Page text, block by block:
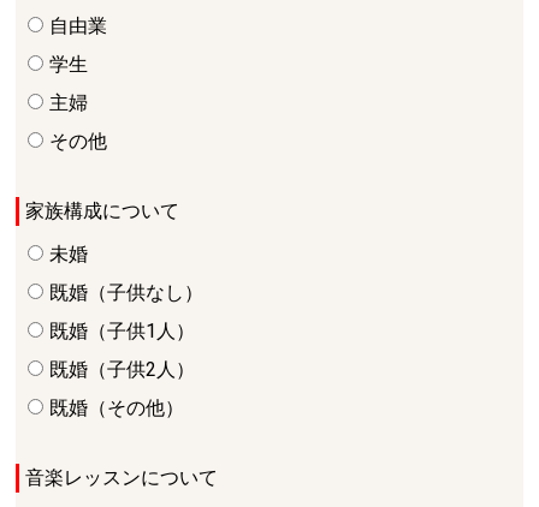
自由業
学生
主婦
その他
家族構成について
未婚
既婚（子供なし）
既婚（子供1人）
既婚（子供2人）
既婚（その他）
音楽レッスンについて